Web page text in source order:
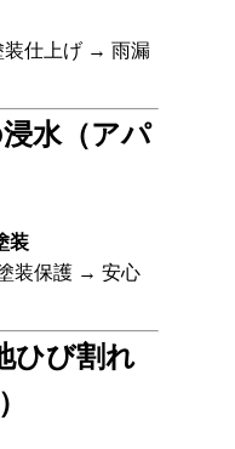
仕上げ → 雨漏
水（アパ
装
装保護 → 安心
ひび割れ